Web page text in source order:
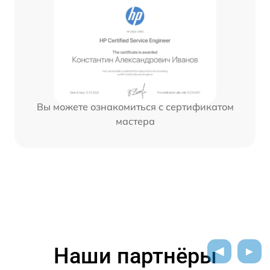
Вы можете ознакомиться с сертификатом
мастера
Наши партнёры